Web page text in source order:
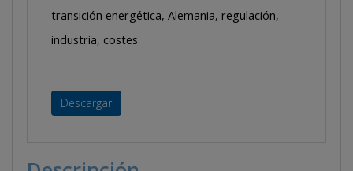
transición energética, Alemania, regulación,
industria, costes
Descargar